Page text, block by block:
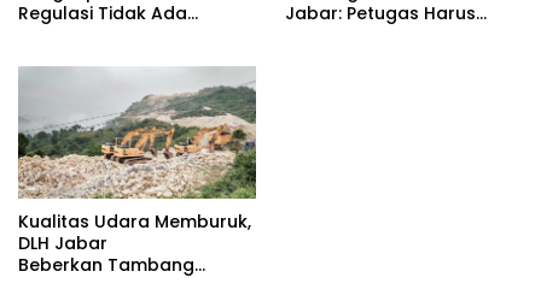
Regulasi Tidak Ada
Jabar: Petugas Harus
Kualitas Udara Memburuk,
DLH Jabar
Beberkan Tambang